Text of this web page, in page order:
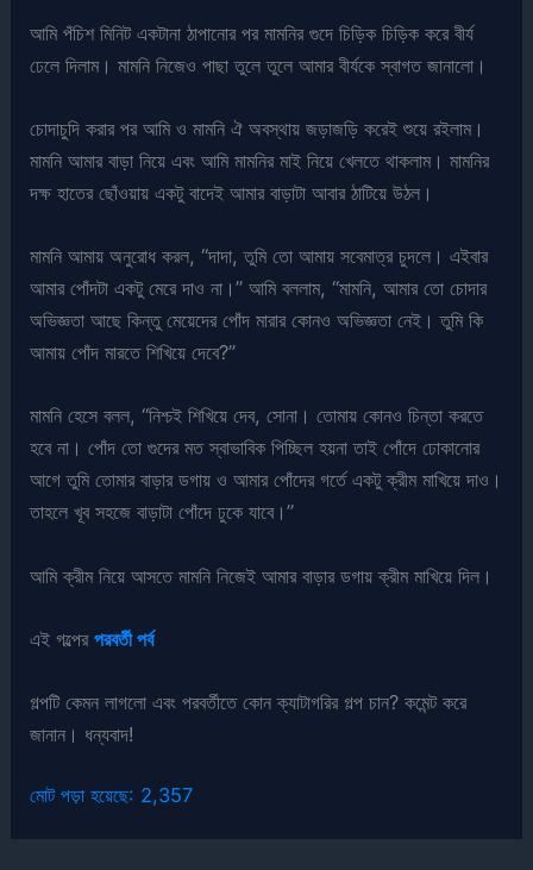
আমি পঁচিশ মিনিট একটানা ঠাপানোর পর মামনির গুদে চিড়িক চিড়িক করে বীর্য
ঢেলে দিলাম। মামনি নিজেও পাছা তুলে তুলে আমার বীর্যকে স্বাগত জানালো।
চোদাচুদি করার পর আমি ও মামনি ঐ অবস্থায় জড়াজড়ি করেই শুয়ে রইলাম।
মামনি আমার বাড়া নিয়ে এবং আমি মামনির মাই নিয়ে খেলতে থাকলাম। মামনির
দক্ষ হাতের ছোঁওয়ায় একটু বাদেই আমার বাড়াটা আবার ঠাটিয়ে উঠল।
মামনি আমায় অনুরোধ করল, “দাদা, তুমি তো আমায় সবেমাত্র চুদলে। এইবার
আমার পোঁদটা একটু মেরে দাও না।” আমি বললাম, “মামনি, আমার তো চোদার
অভিজ্ঞতা আছে কিন্তু মেয়েদের পোঁদ মারার কোনও অভিজ্ঞতা নেই। তুমি কি
আমায় পোঁদ মারতে শিখিয়ে দেবে?”
মামনি হেসে বলল, “নিশ্চই শিখিয়ে দেব, সোনা। তোমায় কোনও চিন্তা করতে
হবে না। পোঁদ তো গুদের মত স্বাভাবিক পিচ্ছিল হয়না তাই পোঁদে ঢোকানোর
আগে তুমি তোমার বাড়ার ডগায় ও আমার পোঁদের গর্তে একটু ক্রীম মাখিয়ে দাও।
তাহলে খূব সহজে বাড়াটা পোঁদে ঢুকে যাবে।”
আমি ক্রীম নিয়ে আসতে মামনি নিজেই আমার বাড়ার ডগায় ক্রীম মাখিয়ে দিল।
এই গল্পেরপরবর্তী পর্ব
গল্পটি কেমন লাগলো এবং পরবর্তীতে কোন ক্যাটাগরির গল্প চান? কমেন্ট করে
জানান। ধন্যবাদ!
মোট পড়া হয়েছে: 2,357